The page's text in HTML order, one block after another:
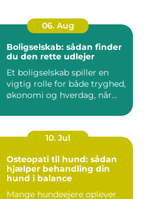
06. Aug
Boligselskab: sådan finder
du den rette udlejer
Et boligselskab spiller en
vigtig rolle for både tryghed,
økonomi og hverdag, når...
10. Jul
Osteopati til hund: sådan
hjælper behandling din
hund i balance
Mange hundeejere oplever